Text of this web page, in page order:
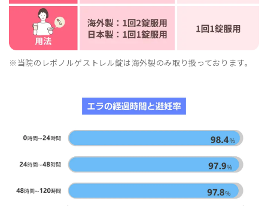
※当院のレボノルゲストレル錠は海外製のみ取り扱っております。